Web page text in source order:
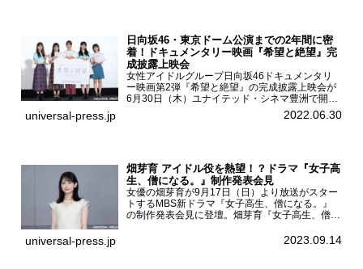
日向坂46・東京ドーム公演までの2年間に密
着！ドキュメンタリー映画『希望と絶望』完
成披露上映会
女性アイドルグループ日向坂46ドキュメンタリ
ー映画第2弾『希望と絶望』の完成披露上映会が
6月30日（木）ユナイテッド・シネマ豊洲で開催
され、日向坂46メンバーの加藤史帆、齊藤京
子、佐々木久美、富田鈴花、松田好花の5人が登
universal-press.jp 2022.06.30
畑芽育 アイドル役を熱望！？ドラマ『女子高
生、僧になる。』制作発表会見
女優の畑芽育が9月17日（日）より放送がスター
トするMBS新ドラマ『女子高生、僧になる。』
の制作発表会見に登壇。畑芽育『女子高生、僧に
ーについて「下白石麦は頭にビックリマークと、
universal-press.jp 2023.09.14